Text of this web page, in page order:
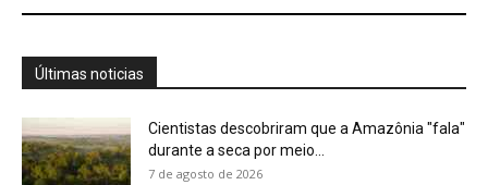
Últimas noticias
Cientistas descobriram que a Amazônia "fala"
durante a seca por meio...
7 de agosto de 2026